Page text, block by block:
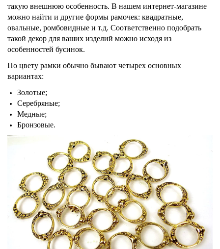
такую внешнюю особенность. В нашем интернет-магазине
можно найти и другие формы рамочек: квадратные,
овальные, ромбовидные и т.д. Соответственно подобрать
такой декор для ваших изделий можно исходя из
особенностей бусинок.
По цвету рамки обычно бывают четырех основных
вариантах:
Золотые;
Серебряные;
Медные;
Бронзовые.